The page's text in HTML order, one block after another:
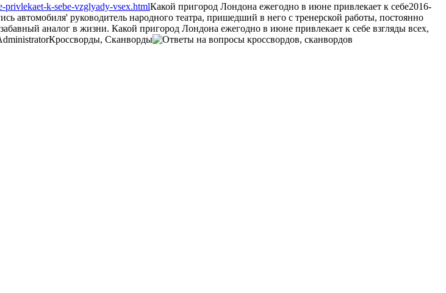
k-sebe-vzglyady-vsex.htmlКакой пригород Лондона ежегодно в июне привлекает к себе2016-
автомобиля' руководитель народного театра, пришедший в него с тренерской работы, постоянно
аналог в жизни. Какой пригород Лондона ежегодно в июне привлекает к себе взгляды всех,
Кроссворды, Сканворды